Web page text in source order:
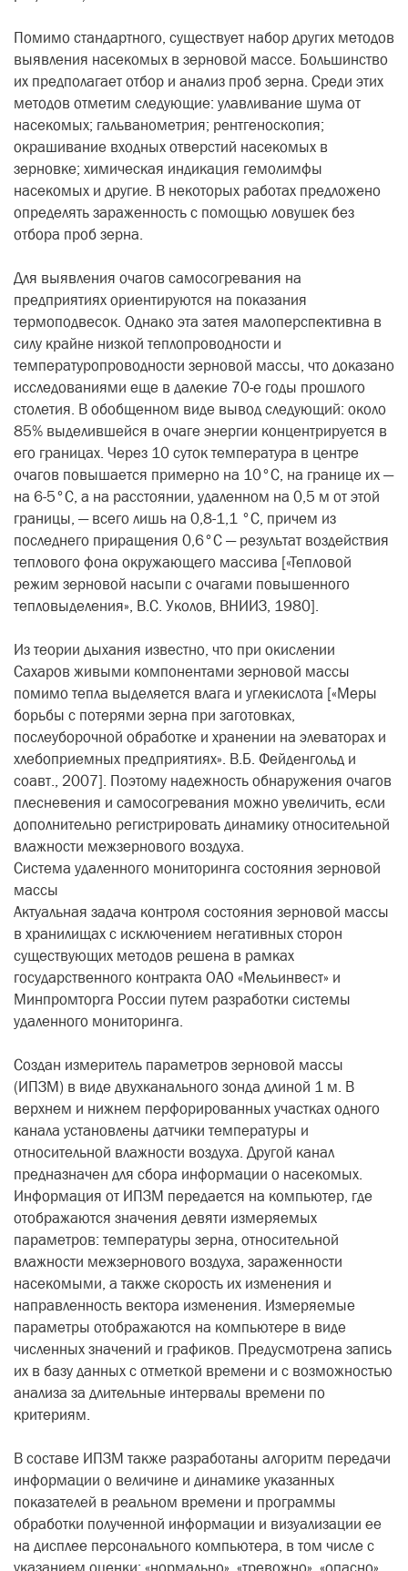
Помимо стандартного, существует набор других методов
выявления насекомых в зерновой массе. Большинство
их предполагает отбор и анализ проб зерна. Среди этих
методов отметим следующие: улавливание шума от
насекомых; гальванометрия; рентгеноскопия;
окрашивание входных отверстий насекомых в
зерновке; химическая индикация гемолимфы
насекомых и другие. В некоторых работах предложено
определять зараженность с помощью ловушек без
отбора проб зерна.
Для выявления очагов самосогревания на
предприятиях ориентируются на показания
термоподвесок. Однако эта затея малоперспективна в
силу крайне низкой теплопроводности и
температуропроводности зерновой массы, что доказано
исследованиями еще в далекие 70-е годы прошлого
столетия. В обобщенном виде вывод следующий: около
85% выделившейся в очаге энергии концентрируется в
его границах. Через 10 суток температура в центре
очагов повышается примерно на 10°С, на границе их —
на 6-5°С, а на расстоянии, удаленном на 0,5 м от этой
границы, — всего лишь на 0,8-1,1 °С, причем из
последнего приращения 0,6°С — результат воздействия
теплового фона окружающего массива [«Тепловой
режим зерновой насыпи с очагами повышенного
тепловыделения», B.C. Уколов, ВНИИЗ, 1980].
Из теории дыхания известно, что при окислении
Сахаров живыми компонентами зерновой массы
помимо тепла выделяется влага и углекислота [«Меры
борьбы с потерями зерна при заготовках,
послеуборочной обработке и хранении на элеваторах и
хлебоприемных предприятиях». В.Б. Фейденгольд и
соавт., 2007]. Поэтому надежность обнаружения очагов
плесневения и самосогревания можно увеличить, если
дополнительно регистрировать динамику относительной
влажности межзернового воздуха.
Система удаленного мониторинга состояния зерновой
массы
Актуальная задача контроля состояния зерновой массы
в хранилищах с исключением негативных сторон
существующих методов решена в рамках
государственного контракта ОАО «Мельинвест» и
Минпромторга России путем разработки системы
удаленного мониторинга.
Создан измеритель параметров зерновой массы
(ИПЗМ) в виде двухканального зонда длиной 1 м. В
верхнем и нижнем перфорированных участках одного
канала установлены датчики температуры и
относительной влажности воздуха. Другой канал
предназначен для сбора информации о насекомых.
Информация от ИПЗМ передается на компьютер, где
отображаются значения девяти измеряемых
параметров: температуры зерна, относительной
влажности межзернового воздуха, зараженности
насекомыми, а также скорость их изменения и
направленность вектора изменения. Измеряемые
параметры отображаются на компьютере в виде
численных значений и графиков. Предусмотрена запись
их в базу данных с отметкой времени и с возможностью
анализа за длительные интервалы времени по
критериям.
В составе ИПЗМ также разработаны алгоритм передачи
информации о величине и динамике указанных
показателей в реальном времени и программы
обработки полученной информации и визуализации ее
на дисплее персонального компьютера, в том числе с